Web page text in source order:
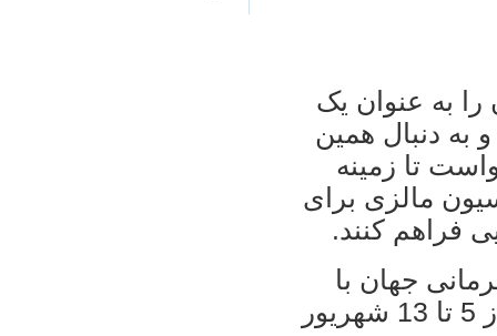
را به عنوان یک
دنبال همین
تا زمینه
مالزی برای
فراهم کنند.
جهان با
حضور دو هزار ورزشکار از 202 کشور از 5 تا 13 شهریور